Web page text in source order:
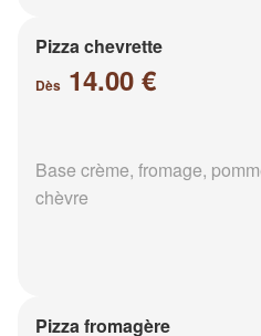
Pizza chevrette
Dès 14.00 €
Base crème, fromage,
chèvre
Pizza fromagère